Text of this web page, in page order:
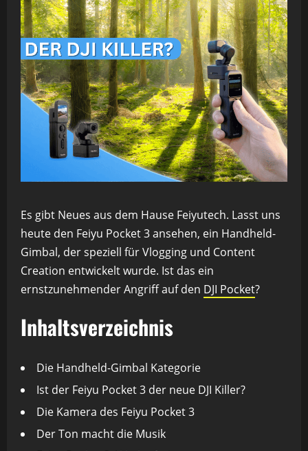
Es gibt Neues aus dem Hause Feiyutech. Lasst uns
heute den Feiyu Pocket 3 ansehen, ein Handheld-
Gimbal, der speziell für Vlogging und Content
Creation entwickelt wurde. Ist das ein
ernstzunehmender Angriff auf den DJI Pocket?
Inhaltsverzeichnis
Die Handheld-Gimbal Kategorie
Ist der Feiyu Pocket 3 der neue DJI Killer?
Die Kamera des Feiyu Pocket 3
Der Ton macht die Musik